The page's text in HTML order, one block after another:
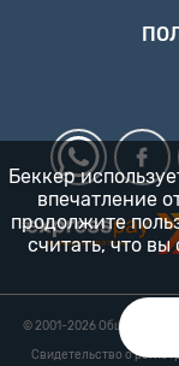
© 2001-2026 Общество с
Свидетельство о
Беккер
впечатление
продолжите
считать, что вы